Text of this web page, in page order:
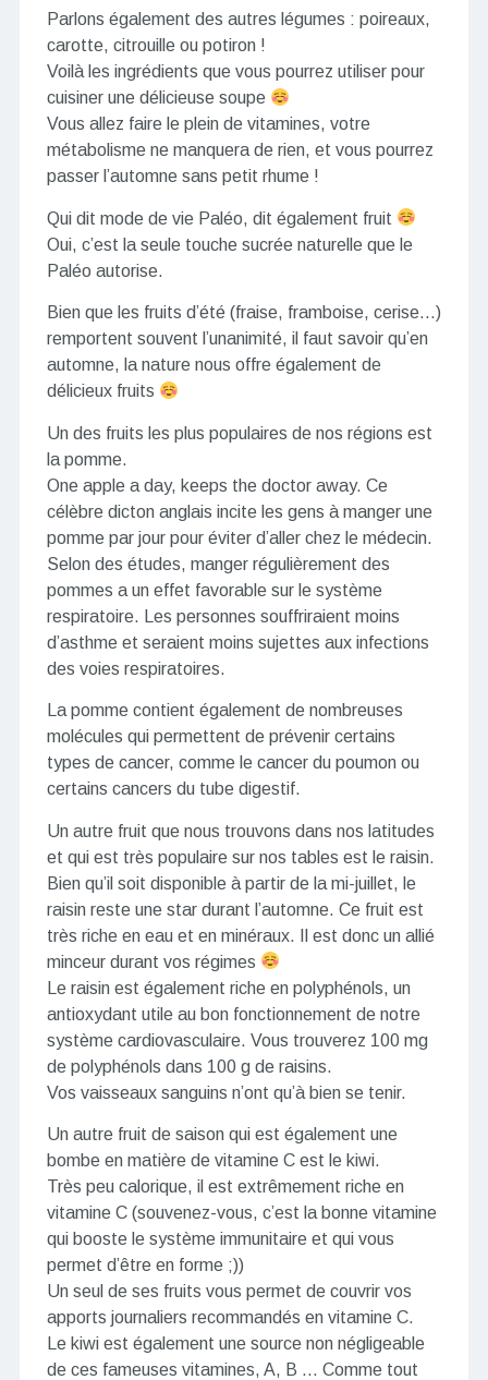
Parlons également des autres légumes : poireaux,
carotte, citrouille ou potiron !
Voilà les ingrédients que vous pourrez utiliser pour
cuisiner une délicieuse soupe
Vous allez faire le plein de vitamines, votre
métabolisme ne manquera de rien, et vous pourrez
passer l’automne sans petit rhume !
Qui dit mode de vie Paléo, dit également fruit
Oui, c’est la seule touche sucrée naturelle que le
Paléo autorise.
Bien que les fruits d’été (fraise, framboise, cerise…)
remportent souvent l’unanimité, il faut savoir qu’en
automne, la nature nous offre également de
délicieux fruits
Un des fruits les plus populaires de nos régions est
la pomme.
One apple a day, keeps the doctor away. Ce
célèbre dicton anglais incite les gens à manger une
pomme par jour pour éviter d’aller chez le médecin.
Selon des études, manger régulièrement des
pommes a un effet favorable sur le système
respiratoire. Les personnes souffriraient moins
d’asthme et seraient moins sujettes aux infections
des voies respiratoires.
La pomme contient également de nombreuses
molécules qui permettent de prévenir certains
types de cancer, comme le cancer du poumon ou
certains cancers du tube digestif.
Un autre fruit que nous trouvons dans nos latitudes
et qui est très populaire sur nos tables est le raisin.
Bien qu’il soit disponible à partir de la mi-juillet, le
raisin reste une star durant l’automne. Ce fruit est
très riche en eau et en minéraux. Il est donc un allié
minceur durant vos régimes
Le raisin est également riche en polyphénols, un
antioxydant utile au bon fonctionnement de notre
système cardiovasculaire. Vous trouverez 100 mg
de polyphénols dans 100 g de raisins.
Vos vaisseaux sanguins n’ont qu’à bien se tenir.
Un autre fruit de saison qui est également une
bombe en matière de vitamine C est le kiwi.
Très peu calorique, il est extrêmement riche en
vitamine C (souvenez-vous, c’est la bonne vitamine
qui booste le système immunitaire et qui vous
permet d’être en forme ;))
Un seul de ses fruits vous permet de couvrir vos
apports journaliers recommandés en vitamine C.
Le kiwi est également une source non négligeable
de ces fameuses vitamines, A, B … Comme tout